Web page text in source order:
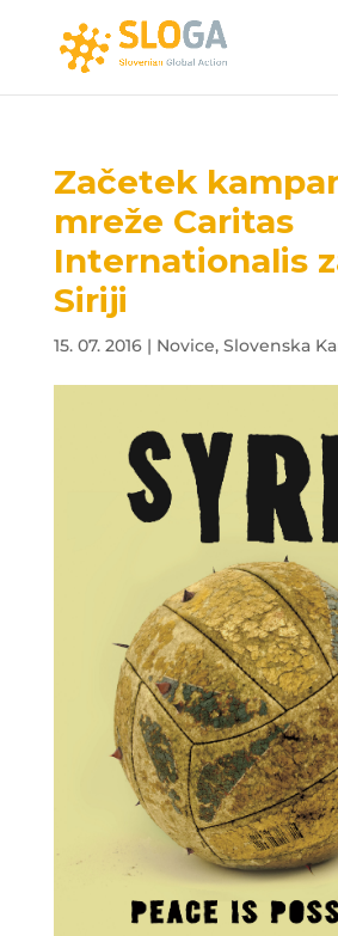
Začetek
mreže Caritas
Internationalis
Siriji
15. 07. 2016| Novice, Slovenska